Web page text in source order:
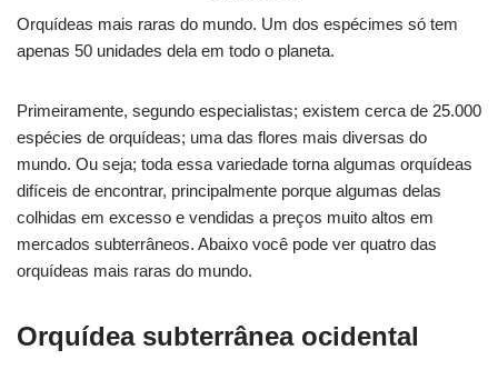
Orquídeas mais raras do mundo. Um dos espécimes só tem
apenas 50 unidades dela em todo o planeta.
Primeiramente, segundo especialistas; existem cerca de 25.000
espécies de orquídeas; uma das flores mais diversas do
mundo. Ou seja; toda essa variedade torna algumas orquídeas
difíceis de encontrar, principalmente porque algumas delas
colhidas em excesso e vendidas a preços muito altos em
mercados subterrâneos. Abaixo você pode ver quatro das
orquídeas mais raras do mundo.
Orquídea subterrânea ocidental